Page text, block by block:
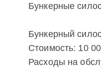
Бункерные
Бункерный
Стоимость: 10
Расходы на